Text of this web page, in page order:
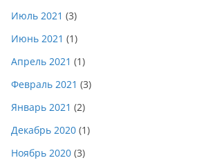
Июль 2021 (3)
Июнь 2021 (1)
Апрель 2021 (1)
Февраль 2021 (3)
Январь 2021 (2)
Декабрь 2020 (1)
Ноябрь 2020 (3)